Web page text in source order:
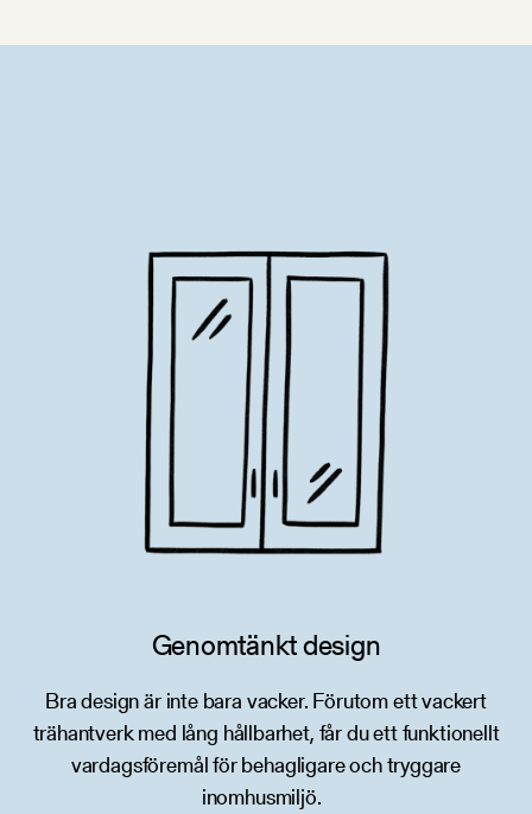
Genomtänkt design
Bra design är inte bara vacker. Förutom ett vackert
trähantverk med lång hållbarhet, får du ett funktionellt
vardagsföremål för behagligare och tryggare
inomhusmiljö.